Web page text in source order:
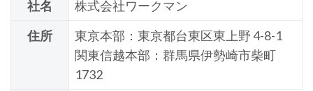
社名
株式会社ワークマン
住所
東京本部：東京都台東区東上野 4-8-1
関東信越本部：群馬県伊勢崎市柴町
1732